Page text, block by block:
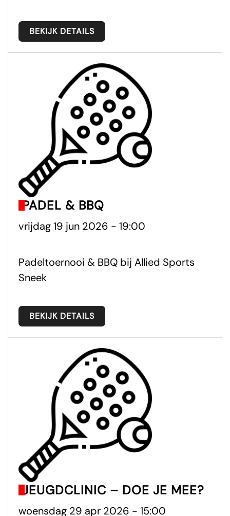
BEKIJK DETAILS
PADEL & BBQ
vrijdag 19 jun 2026 - 19:00
Padeltoernooi & BBQ bij Allied Sports
Sneek
BEKIJK DETAILS
JEUGDCLINIC – DOE JE MEE?
woensdag 29 apr 2026 - 15:00